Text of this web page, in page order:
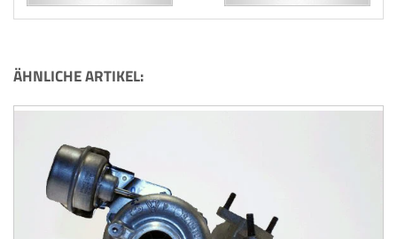
ÄHNLICHE ARTIKEL: